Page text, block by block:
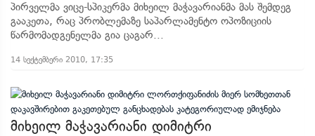
პირველმა ვიცე-სპიკერმა მიხეილ მაჭავარიანმა მას შემდეგ
გააკეთა, რაც პრობლემაზე საპარლამენტო ოპოზიციის
წარმომადგენელმა გია ცაგარ...
14 სექტემბერი 2010, 17:35
მიხეილ მაჭავარიანი დიმიტრი